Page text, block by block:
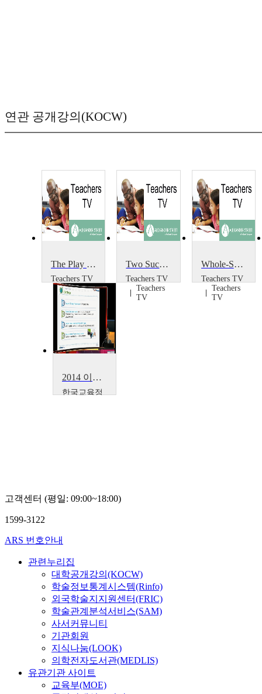
연관 공개강의(KOCW)
The Play Project
Teachers TV
Teachers
TV
Two Successful Projects
Teachers TV
Teachers
TV
Whole-School Portrait Project
Teachers TV
Teachers
TV
2014 이러닝 국제 콘퍼런스 : What is the Lessons from Education Support Project~
한국교육정
고객센터 (평일: 09:00~18:00)
1599-3122
ARS 번호안내
관련누리집
대학공개강의(KOCW)
학술정보통계시스템(Rinfo)
외국학술지지원센터(FRIC)
학술관계분석서비스(SAM)
사서커뮤니티
기관회원
지식나눔(LOOK)
의학전자도서관(MEDLIS)
유관기관 사이트
교육부(MOE)